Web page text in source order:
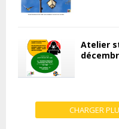
Atelier
CHARGER